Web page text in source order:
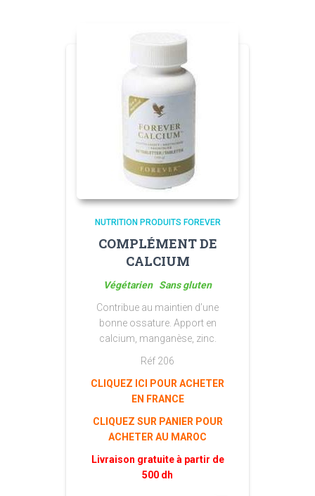
NUTRITION PRODUITS FOREVER
COMPLÉMENT DE
CALCIUM
Végétarien Sans gluten
Contribue au maintien d’une
bonne ossature. Apport en
calcium, manganèse, zinc.
Réf 206
CLIQUEZ ICI POUR ACHETER
EN FRANCE
CLIQUEZ SUR PANIER POUR
ACHETER AU MAROC
Livraison gratuite à partir de
500 dh